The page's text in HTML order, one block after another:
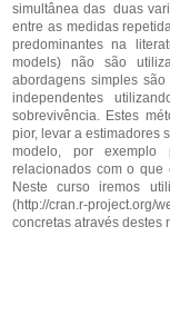
simultânea das duas
entre as medidas
predominantes na
models) não são
abordagens simples
independentes
sobrevivência. Estes
pior, levar a estimadores
modelo, por exemplo
relacionados com o que
Neste curso iremos
(http://cran.r-project.org/
concretas através destes